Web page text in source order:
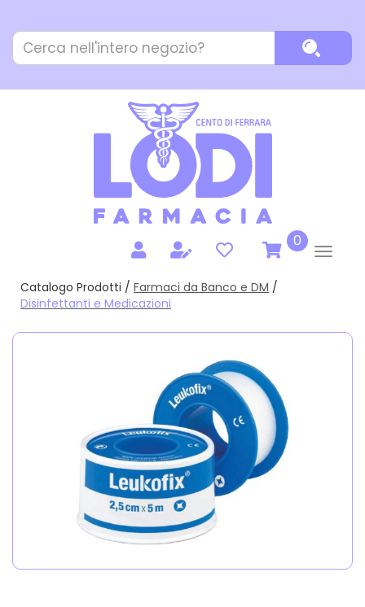
contenuto
principale
Cerca
Prodotto
0prodotti
inseriti
Catalogo Prodotti / Farmaci da Banco e DM /
Disinfettanti e Medicazioni